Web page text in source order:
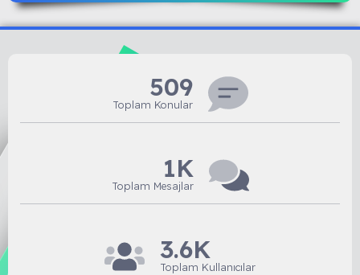
509
Toplam Konular
1K
Toplam Mesajlar
3.6K
Toplam Kullanıcılar